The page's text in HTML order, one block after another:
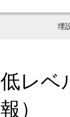
埋
低レベ
報）